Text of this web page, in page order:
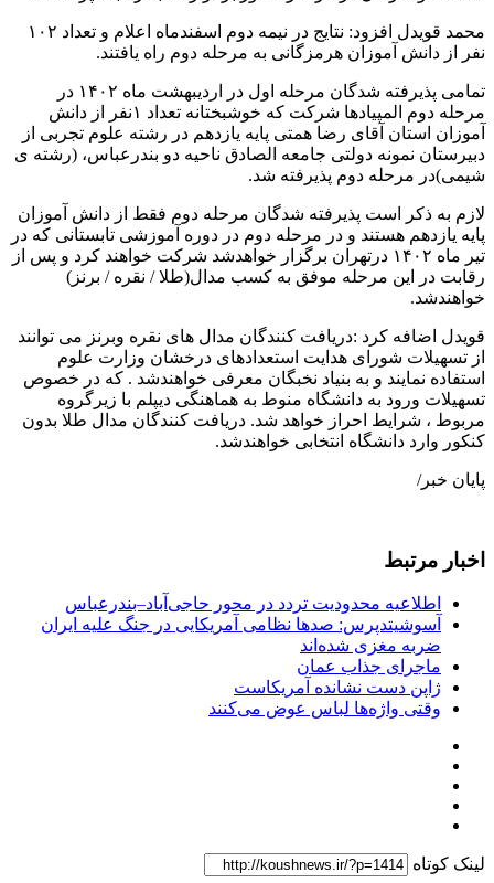
محمد قویدل افزود: نتایج در نیمه دوم اسفندماه اعلام و تعداد ۱۰۲
نفر از دانش آموزان هرمزگانی به مرحله دوم راه یافتند.
تمامی پذیرفته شدگان مرحله اول در اردیبهشت ماه ۱۴۰۲ در
مرحله دوم المپیادها شرکت که خوشبختانه تعداد ۱نفر از دانش
آموزان استان آقای رضا همتی پایه یازدهم در رشته علوم تجربی از
دبیرستان نمونه دولتی جامعه الصادق ناحیه دو بندرعباس، (رشته ی
شیمی)در مرحله دوم پذیرفته شد.
لازم به ذکر است پذیرفته شدگان مرحله دوم فقط از دانش آموزان
پایه یازدهم هستند و در مرحله دوم در دوره آموزشی تابستانی که در
تیر ماه ۱۴۰۲ درتهران برگزار خواهدشد شرکت خواهند کرد و پس از
رقابت در این مرحله موفق به کسب مدال(طلا / نقره / برنز)
خواهندشد.
قویدل اضافه کرد :دریافت کنندگان مدال های نقره وبرنز می توانند
از تسهیلات شورای هدایت استعدادهای درخشان وزارت علوم
استفاده نمایند و به بنیاد نخبگان معرفی خواهندشد . که در خصوص
تسهیلات ورود به دانشگاه منوط به هماهنگی دیپلم با زیرگروه
مربوط ، شرایط احراز خواهد شد. دریافت کنندگان مدال طلا بدون
کنکور وارد دانشگاه انتخابی خواهندشد.
پایان خبر/
اخبار مرتبط
اطلاعیه محدودیت تردد در محور حاجی‌آباد–بندرعباس
آسوشیتدپرس: صدها نظامی آمریکایی در جنگ علیه ایران
ضربه مغزی شده‌اند
ماجرای جذاب عمان
ژاپن دست نشانده آمریکاست
وقتی واژه‌ها لباس عوض می‌کنند
لینک کوتاه